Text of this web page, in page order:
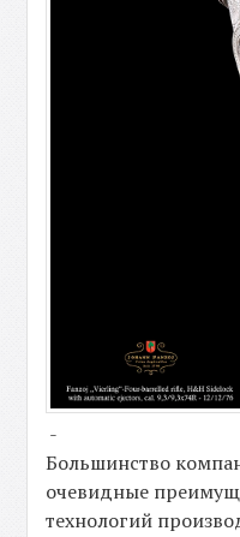
-
Большинство
очевидные
технологий